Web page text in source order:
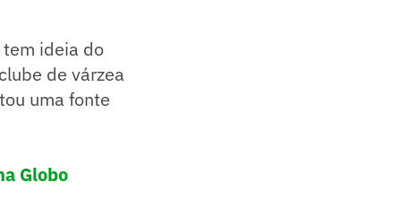
tem ideia do
de várzea
uma fonte
Globo